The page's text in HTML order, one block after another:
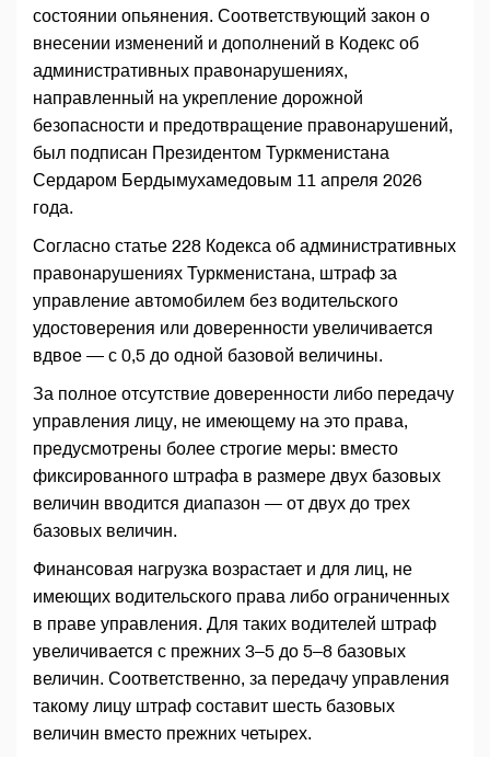
состоянии опьянения. Соответствующий закон о
внесении изменений и дополнений в Кодекс об
административных правонарушениях,
направленный на укрепление дорожной
безопасности и предотвращение правонарушений,
был подписан Президентом Туркменистана
Сердаром Бердымухамедовым 11 апреля 2026
года.
Согласно статье 228 Кодекса об административных
правонарушениях Туркменистана, штраф за
управление автомобилем без водительского
удостоверения или доверенности увеличивается
вдвое — с 0,5 до одной базовой величины.
За полное отсутствие доверенности либо передачу
управления лицу, не имеющему на это права,
предусмотрены более строгие меры: вместо
фиксированного штрафа в размере двух базовых
величин вводится диапазон — от двух до трех
базовых величин.
Финансовая нагрузка возрастает и для лиц, не
имеющих водительского права либо ограниченных
в праве управления. Для таких водителей штраф
увеличивается с прежних 3–5 до 5–8 базовых
величин. Соответственно, за передачу управления
такому лицу штраф составит шесть базовых
величин вместо прежних четырех.